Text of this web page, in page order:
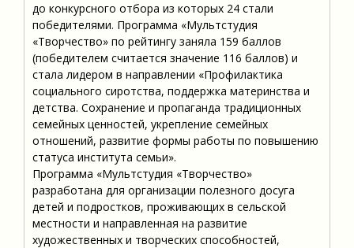
до конкурсного отбора из которых 24 стали
победителями. Программа «Мультстудия
«Творчество» по рейтингу заняла 159 баллов
(победителем считается значение 116 баллов) и
стала лидером в направлении «Профилактика
социального сиротства, поддержка материнства и
детства. Сохранение и пропаганда традиционных
семейных ценностей, укрепление семейных
отношений, развитие формы работы по повышению
статуса института семьи».
Программа «Мультстудия «Творчество»
разработана для организации полезного досуга
детей и подростков, проживающих в сельской
местности и направленная на развитие
художественных и творческих способностей,